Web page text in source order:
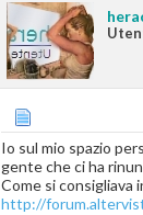
Io sul mio spazio
gente che ci ha
Come si consigliava
http://